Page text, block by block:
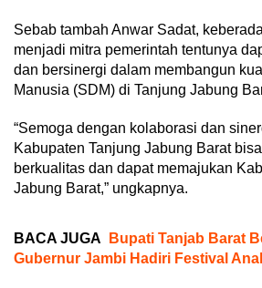
Sebab tambah Anwar Sadat,
menjadi mitra pemerintah tentunya
dan bersinergi dalam membangun
Manusia (SDM) di Tanjung Jabung
“Semoga dengan kolaborasi dan
Kabupaten Tanjung Jabung Barat
berkualitas dan dapat memajukan
Jabung Barat,” ungkapnya.
BACA JUGA
Bupati Tanjab Barat
Gubernur Jambi Hadiri Festival